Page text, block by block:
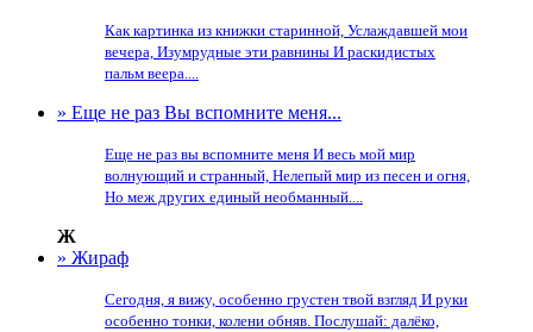
Как картинка из книжки старинной, Услаждавшей мои
вечера, Изумрудные эти равнины И раскидистых
пальм веера....
» Еще не раз Вы вспомните меня...
Еще не раз вы вспомните меня И весь мой мир
волнующий и странный, Нелепый мир из песен и огня,
Но меж других единый необманный....
Ж
» Жираф
Сегодня, я вижу, особенно грустен твой взгляд И руки
особенно тонки, колени обняв. Послушай: далёко,